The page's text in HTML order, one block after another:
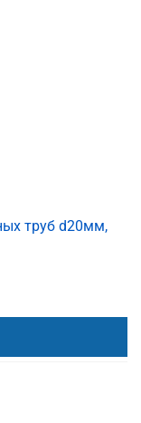
труб d20мм,